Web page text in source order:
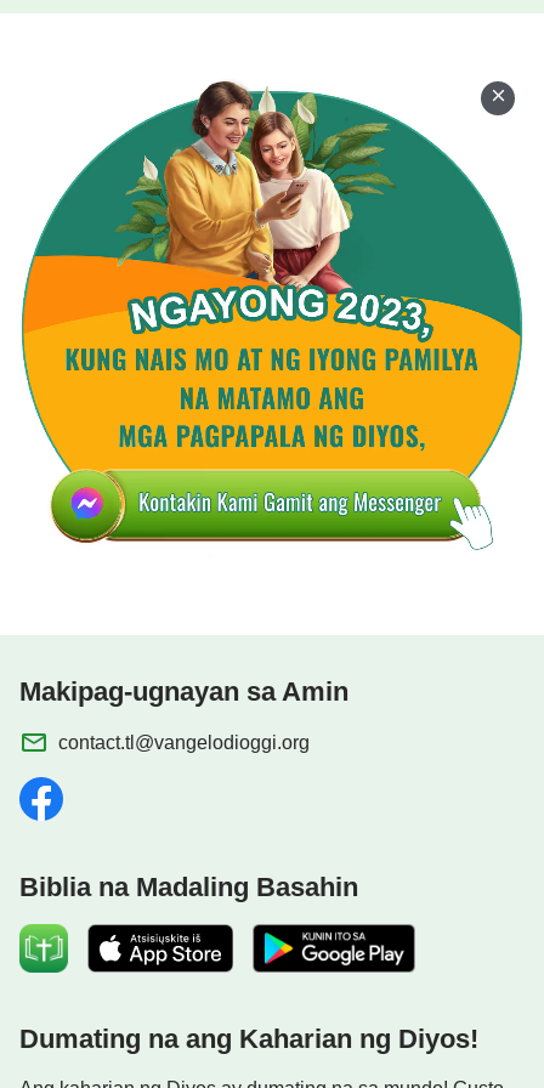
Makipag-ugnayan sa Amin
contact.tl@vangelodioggi.org
Biblia na Madaling Basahin
Dumating na ang Kaharian ng Diyos!